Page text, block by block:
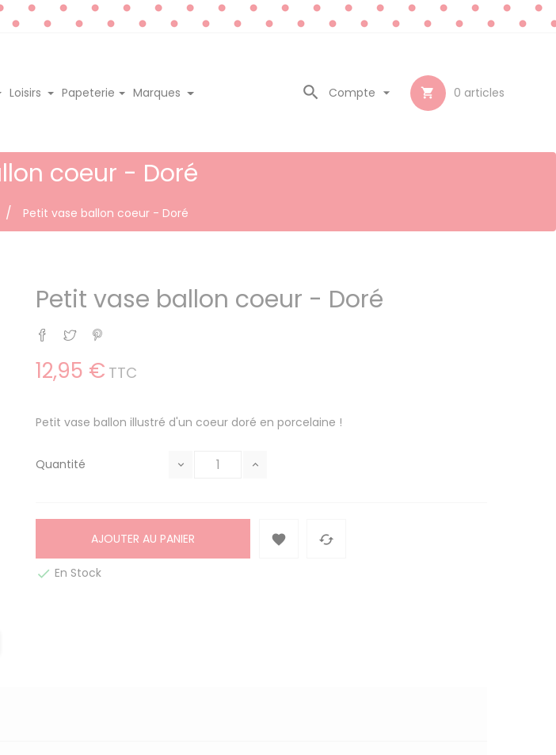
Loisirs Papeterie Marques  0 articles
Compte 

coeur - Doré
Petit vase ballon coeur - Doré
Petit vase ballon coeur - Doré
Partager
Tweet
12,95 € TTC
Petit vase ballon illustré d'un coeur doré en porcelaine !
Quantité
AJOUTER AU PANIER  
 En Stock